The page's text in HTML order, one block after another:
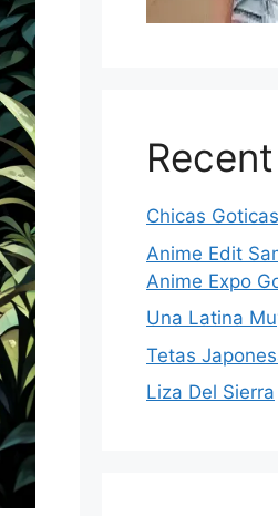
Chicas
Anime Edit
Anime Expo
Una Latina
Tetas
Liza Del Sierra